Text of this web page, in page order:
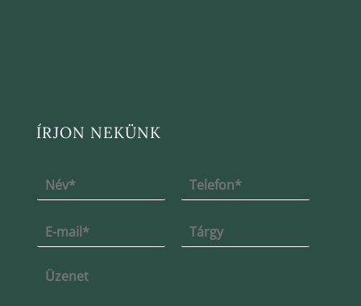
ÍRJON NEKÜNK